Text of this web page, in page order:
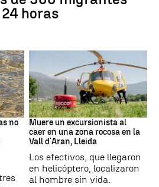
horas
no
Cataluña
Muere un excursionista al
caer en una zona rocosa en la
Vall d´Aran, Lleida
Los efectivos, que llegaron
en helicóptero, localizaron
al hombre sin vida.